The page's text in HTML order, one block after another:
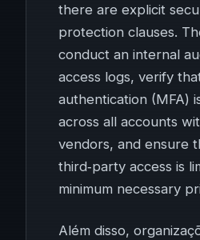
there are explicit
protection clauses.
conduct an internal
access logs, verify
authentication (MFA)
across all accounts
vendors, and ensure
third‑party access is
minimum necessary
Além disso,